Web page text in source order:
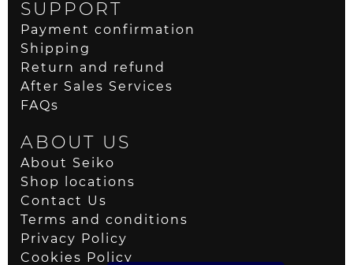
SUPPORT
Payment confirmation
Shipping
Return and refund
After Sales Services
FAQs
ABOUT US
About Seiko
Shop locations
Contact Us
Terms and conditions
Privacy Policy
Cookies Policy